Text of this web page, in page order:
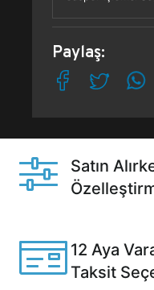
Paylaş:
Satın
12 Aya
Taksit